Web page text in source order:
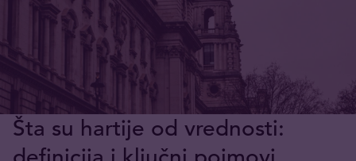
Šta su hartije od vrednosti: